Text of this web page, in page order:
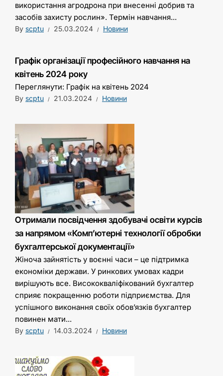
використання агродрона при внесенні добрив та
засобів захисту рослин». Термін навчання...
By scptu 25.03.2024 Новини
Графік організації професійного навчання на
квітень 2024 року
Переглянути: Графік на квітень 2024
By scptu 21.03.2024 Новини
Отримали посвідчення здобувачі освіти курсів
за напрямом «Комп’ютерні технології обробки
бухгалтерської документації»
Жіноча зайнятість у воєнні часи – це підтримка
економіки держави. У ринкових умовах кадри
вирішують все. Висококваліфікований бухгалтер
сприяє покращенню роботи підприємства. Для
успішного виконання своїх обов’язків бухгалтер
повинен мати...
By scptu 14.03.2024 Новини